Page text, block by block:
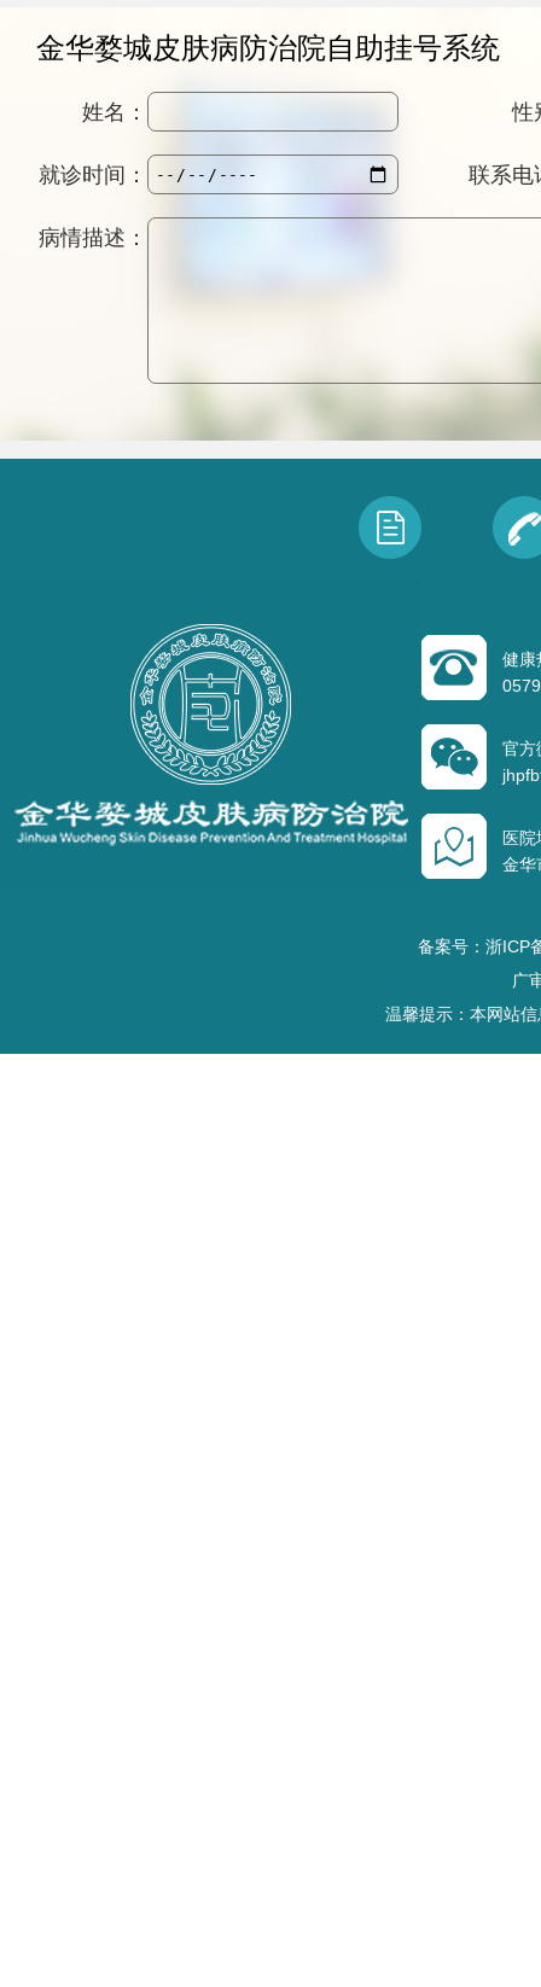
金华婺城皮肤病防治院自助挂号系统
姓名： 性
就诊时间： 联系电
病情描述：
健康
官方
医
金华
备案号：浙ICP
广
温馨提示：本网站